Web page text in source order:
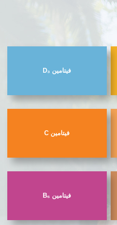
فيتامين D₃
فيتامين C
فيتامين B₆